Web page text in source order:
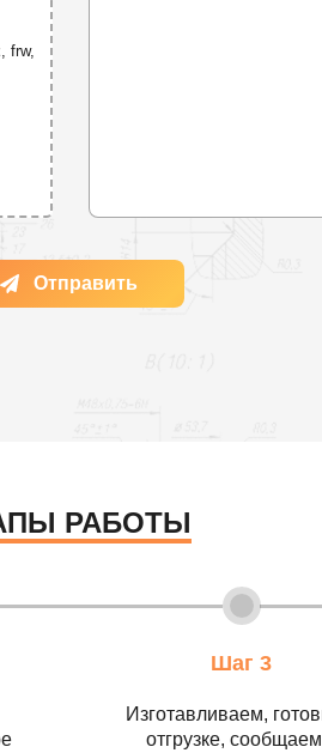
frw,
Отправить
РАБОТЫ
Шаг 3
Изготавливаем,
отгрузке,